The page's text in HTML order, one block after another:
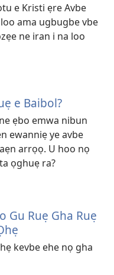
e Kristi ẹre Avbe
ama ugbugbe vbe
ne iran i na loo
e Baibol?
ẹbo emwa nibun
ewanniẹ ye avbe
arrọọ. U hoo nọ
ọghuẹ ra?
Gu Ruẹ Gha Ruẹ
kevbe ehe nọ gha